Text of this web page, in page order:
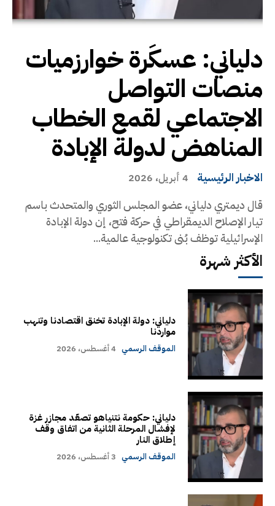
دلياني: عسكَرة خوارزميات
منصات التواصل
الاجتماعي لقمع الخطاب
المناهض لدولة الإبادة
الاخبار الرئيسية 4 أبريل، 2026
قال ديمتري دلياني، عضو المجلس الثوري والمتحدث باسم
تيار الإصلاح الديمقراطي في حركة فتح، إن دولة الإبادة
الإسرائيلية توظف بُنى تكنولوجية عالمية...
الأكثر شهرة
دلياني: دولة الإبادة تخنق اقتصادنا وتنهب
مواردنا
الموقف الرسمي 4 أغسطس، 2026
دلياني: حكومة نتنياهو تصعّد مجازر غزة
لإفشال المرحلة الثانية من اتفاق وقف
إطلاق النار
الموقف الرسمي 3 أغسطس، 2026